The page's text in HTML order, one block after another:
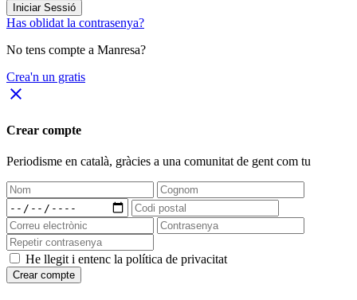
Iniciar Sessió
Has oblidat la contrasenya?
No tens compte a Manresa?
Crea'n un gratis
close
Crear compte
Periodisme en català, gràcies a una comunitat de gent com tu
He llegit i entenc la política de privacitat
Crear compte